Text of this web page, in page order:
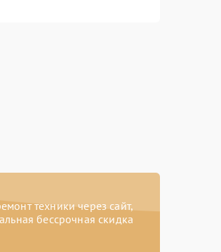
техники через сайт,
бессрочная скидка